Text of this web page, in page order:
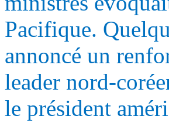
Pacifique.
annoncé un
leader nord-
le président